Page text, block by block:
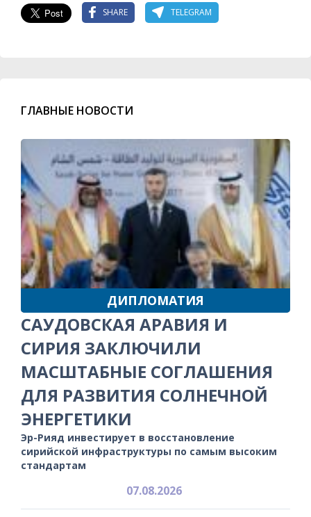
SHARE TELEGRAM
ГЛАВНЫЕ НОВОСТИ
ДИПЛОМАТИЯ
САУДОВСКАЯ АРАВИЯ И
СИРИЯ ЗАКЛЮЧИЛИ
МАСШТАБНЫЕ СОГЛАШЕНИЯ
ДЛЯ РАЗВИТИЯ СОЛНЕЧНОЙ
ЭНЕРГЕТИКИ
Эр-Рияд инвестирует в восстановление
сирийской инфраструктуры по самым высоким
стандартам
07.08.2026